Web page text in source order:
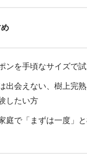
ンを手頃なサイズで
出会えない、樹上完
したい方
庭で「まずは一度」